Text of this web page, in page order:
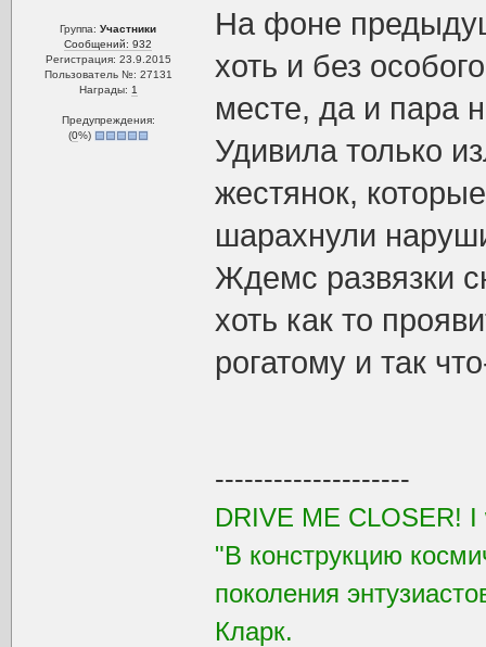
Группа:Участники
Сообщений: 932
Регистрация: 23.9.2015
Пользователь №: 27131
Награды: 1
Предупреждения:
(0%)
На фоне
хоть и без
месте, да и пара
Удивила только
жестянок,
шарахнули
Ждемс развязки
хоть как то
рогатому и так
--------------------
DRIVE ME CLOSER!
"В конструкцию
поколения
Кларк.